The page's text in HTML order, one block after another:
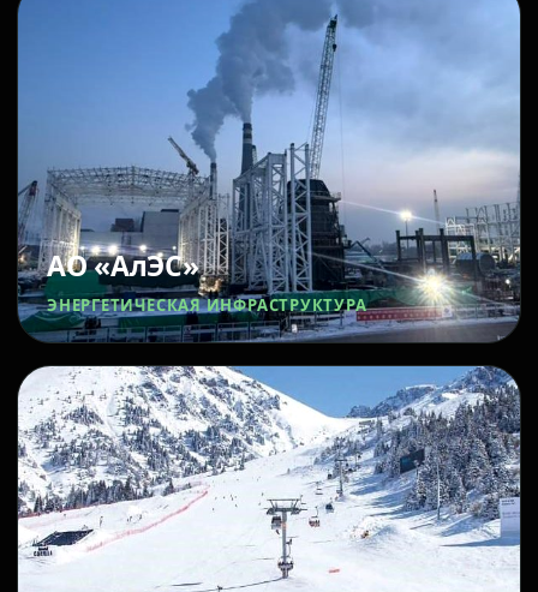
АО «АлЭС»
ЭНЕРГЕТИЧЕСКАЯ ИНФРАСТРУКТУРА